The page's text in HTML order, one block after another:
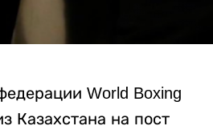
World Boxing
Казахстана на пост